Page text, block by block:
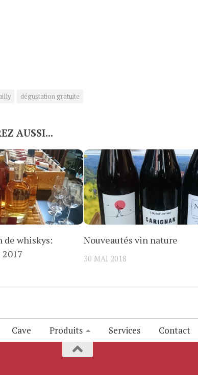
dégustation gratuite
AUSSI...
de whiskys:
Nouveautés vin nature
30 MAI 2018
Cave Produits Services Contact